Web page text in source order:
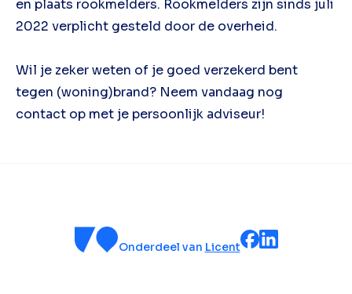
en plaats rookmelders. Rookmelders zijn sinds juli
2022 verplicht gesteld door de overheid.
Wil je zeker weten of je goed verzekerd bent
tegen (woning)brand? Neem vandaag nog
contact op met je persoonlijk adviseur!
Onderdeel van Licent